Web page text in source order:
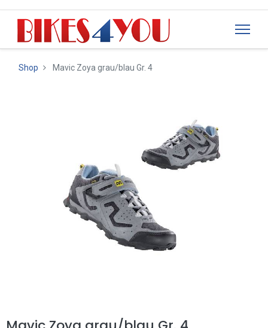
Shop Mavic Zoya grau/blau Gr. 4